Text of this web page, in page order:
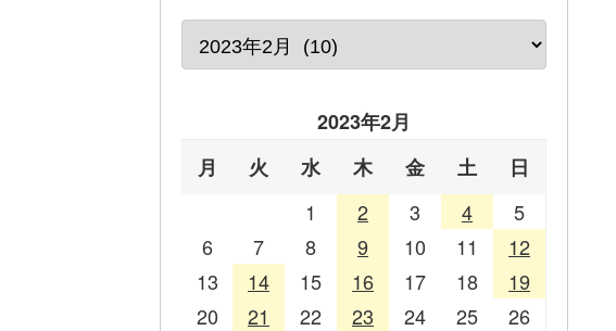
2023年2月
月
火 水 木 金 土
日
1
2 3 4
5
6
7 8 9 10 11
12
13
14 15 16 17 18
19
20
21 22 23 24 25
26